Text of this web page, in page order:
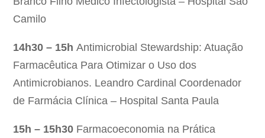
Camilo
14h30 – 15h Antimicrobial Stewardship: Atuação
Farmacêutica Para Otimizar o Uso dos
Antimicrobianos. Leandro Cardinal Coordenador
de Farmácia Clínica – Hospital Santa Paula
15h – 15h30 Farmacoeconomia na Prática